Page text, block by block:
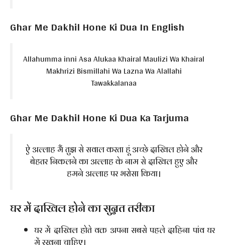
Ghar Me Dakhil Hone Ki Dua In English
Allahumma inni Asa Alukaa Khairal Maulizi Wa Khairal
Makhrizi Bismillahi Wa Lazna Wa Alallahi
Tawakkalanaa
Ghar Me Dakhil Hone Ki Dua Ka Tarjuma
ऐ अल्लाह मैं तुझ से सवाल करता हूं अच्छे दाखिल होने और
बेहतर निकलने का अल्लाह के नाम से दाखिल हुए और
हमने अल्लाह पर भरोसा किया।
घर में दाखिल होने का सुन्नत तरीका
घर में दाखिल होते वक्त अपना सबसे पहले दाहिना पांव घर